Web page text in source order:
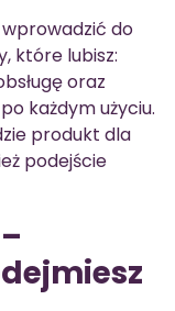
do
które lubisz:
oraz
każdym użyciu.
produkt dla
podejście